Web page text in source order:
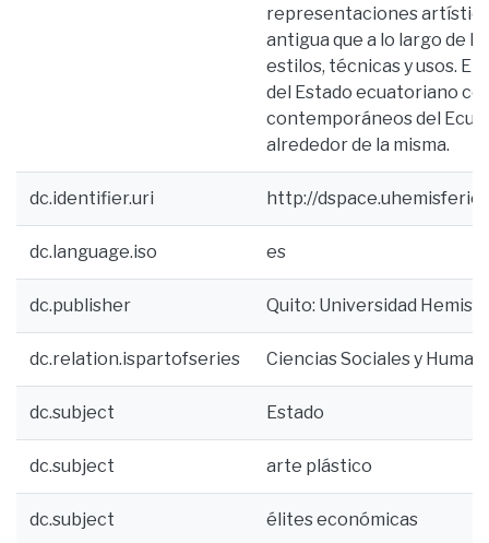
representaciones
antigua que a lo largo de
estilos, técnicas y usos.
del Estado ecuatoriano
contemporáneos del
alrededor de la misma.
dc.identifier.uri http://
dc.language.iso es
dc.publisher Quito: Universidad
dc.relation.ispartofseries Ciencias Sociales y
dc.subject Estado
dc.subject arte plástico
dc.subject élites económicas